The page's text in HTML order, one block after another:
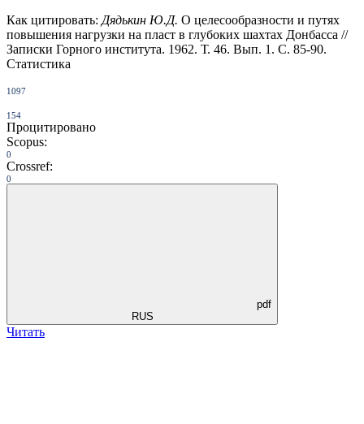
Как цитировать: Дядькин Ю.Д. О целесообразности и путях
повышения нагрузки на пласт в глубоких шахтах Донбасса //
Записки Горного института. 1962. Т. 46. Вып. 1. С. 85-90.
Статистика
1097
154
Процитировано
Scopus:
0
Crossref:
0
pdf
RUS
Читать